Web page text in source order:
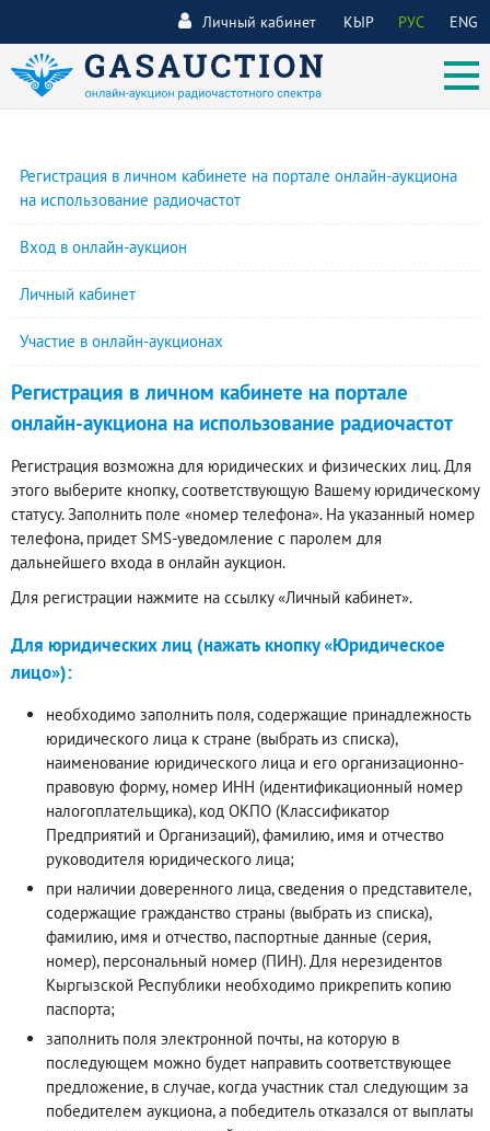
КЫР РУС ENG
Личный кабинет
Регистрация в личном кабинете на портале онлайн-аукциона
на использование радиочастот
Вход в онлайн-аукцион
Личный кабинет
Участие в онлайн-аукционах
Регистрация в личном кабинете на портале
онлайн-аукциона на использование радиочастот
Регистрация возможна для юридических и физических лиц. Для
этого выберите кнопку, соответствующую Вашему юридическому
статусу. Заполнить поле «номер телефона». На указанный номер
телефона, придет SMS-уведомление с паролем для
дальнейшего входа в онлайн аукцион.
Для регистрации нажмите на ссылку «Личный кабинет».
Для юридических лиц (нажать кнопку «Юридическое
лицо»):
необходимо заполнить поля, содержащие принадлежность
юридического лица к стране (выбрать из списка),
наименование юридического лица и его организационно-
правовую форму, номер ИНН (идентификационный номер
налогоплательщика), код ОКПО (Классификатор
Предприятий и Организаций), фамилию, имя и отчество
руководителя юридического лица;
при наличии доверенного лица, сведения о представителе,
содержащие гражданство страны (выбрать из списка),
фамилию, имя и отчество, паспортные данные (серия,
номер), персональный номер (ПИН). Для нерезидентов
Кыргызской Республики необходимо прикрепить копию
паспорта;
заполнить поля электронной почты, на которую в
последующем можно будет направить соответствующее
предложение, в случае, когда участник стал следующим за
победителем аукциона, а победитель отказался от выплаты